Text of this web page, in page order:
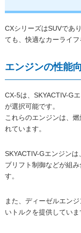
CXシリーズはSUVであ
ても、快適なカーライフ
エンジンの性能
CX-5は、SKYACTIV-G
が選択可能です。
これらのエンジンは、
れています。
SKYACTIV-Gエンジン
ブリフト制御などが組
す。
また、ディーゼルエン
いトルクを提供していま